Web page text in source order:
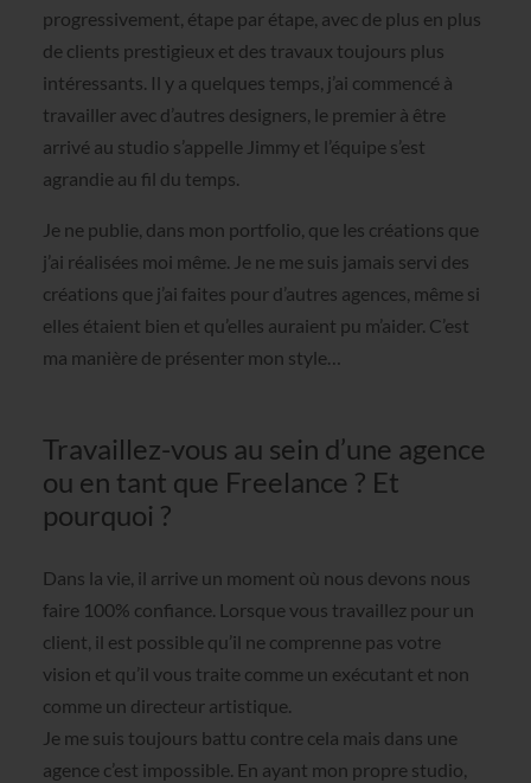
progressivement, étape par étape, avec de plus en plus
de clients prestigieux et des travaux toujours plus
intéressants. Il y a quelques temps, j’ai commencé à
travailler avec d’autres designers, le premier à être
arrivé au studio s’appelle Jimmy et l’équipe s’est
agrandie au fil du temps.
Je ne publie, dans mon portfolio, que les créations que
j’ai réalisées moi même. Je ne me suis jamais servi des
créations que j’ai faites pour d’autres agences, même si
elles étaient bien et qu’elles auraient pu m’aider. C’est
ma manière de présenter mon style…
Travaillez-vous au sein d’une agence
ou en tant que Freelance ? Et
pourquoi ?
Dans la vie, il arrive un moment où nous devons nous
faire 100% confiance. Lorsque vous travaillez pour un
client, il est possible qu’il ne comprenne pas votre
vision et qu’il vous traite comme un exécutant et non
comme un directeur artistique.
Je me suis toujours battu contre cela mais dans une
agence c’est impossible. En ayant mon propre studio,